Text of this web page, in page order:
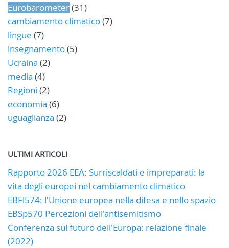
Eurobarometer(31)
cambiamento climatico(7)
lingue (7)
insegnamento(5)
Ucraina (2)
media (4)
Regioni (2)
economia (6)
uguaglianza (2)
ULTIMI ARTICOLI
Rapporto 2026 EEA: Surriscaldati e impreparati: la
vita degli europei nel cambiamento climatico
EBFl574: l'Unione europea nella difesa e nello spazio
EBSp570 Percezioni dell'antisemitismo
Conferenza sul futuro dell'Europa: relazione finale
(2022)